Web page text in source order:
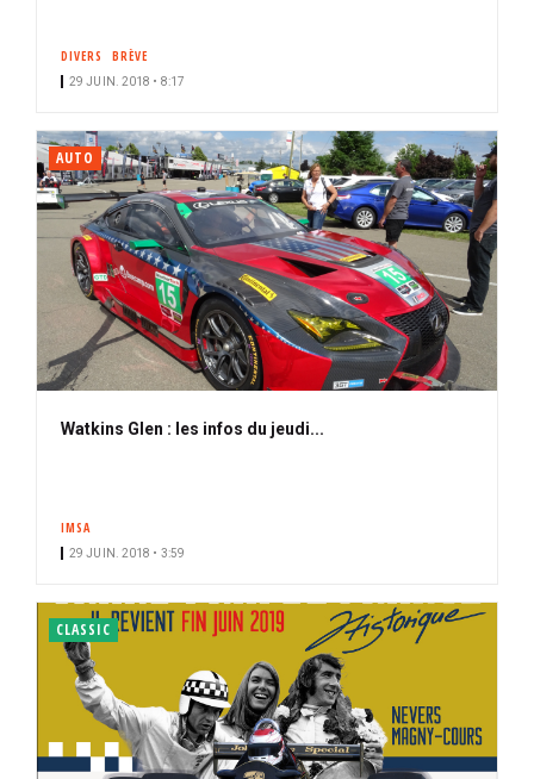
DIVERS BRÈVE
29 JUIN. 2018 • 8:17
AUTO
Watkins Glen : les infos du jeudi...
IMSA
29 JUIN. 2018 • 3:59
CLASSIC